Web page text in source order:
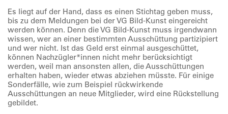
Es liegt auf der Hand, dass es einen Stichtag geben muss,
bis zu dem Meldungen bei der VG Bild-Kunst eingereicht
werden können. Denn die VG Bild-Kunst muss irgendwann
wissen, wer an einer bestimmten Ausschüttung partizipiert
und wer nicht. Ist das Geld erst einmal ausgeschüttet,
können Nachzügler*innen nicht mehr berücksichtigt
werden, weil man ansonsten allen, die Ausschüttungen
erhalten haben, wieder etwas abziehen müsste. Für einige
Sonderfälle, wie zum Beispiel rückwirkende
Ausschüttungen an neue Mitglieder, wird eine Rückstellung
gebildet.